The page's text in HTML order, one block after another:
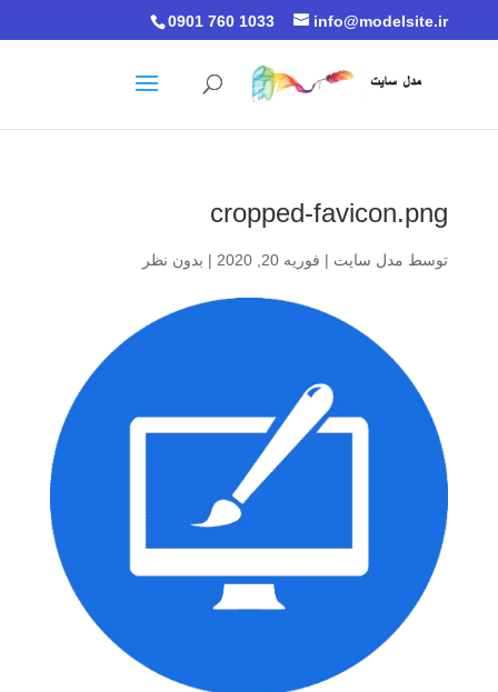
0901 760 1033 info@modelsite.ir
cropped-favicon.png
توسط مدل سایت | فوریه 20, 2020 | بدون نظر